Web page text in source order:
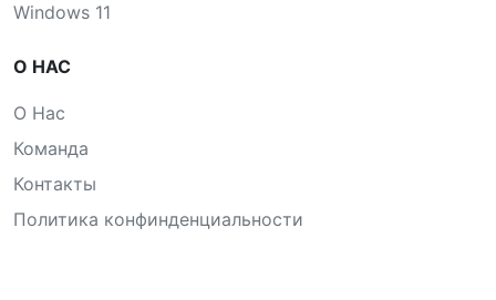
Windows 11
О НАС
О Нас
Команда
Контакты
Политика конфинденциальности